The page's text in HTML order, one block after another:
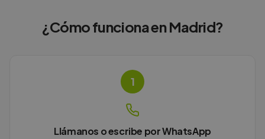
¿Cómo funciona enMadrid?
1
Llámanos o escribe por WhatsApp